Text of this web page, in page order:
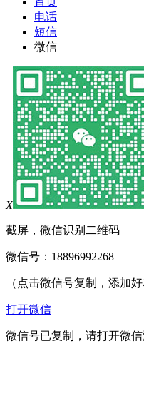
电话
短信
微信
X
截屏，微信识别二维码
微信号： 18896992268
（点击微信号复制，添加好
打开微信
微信号已复制，请打开微信